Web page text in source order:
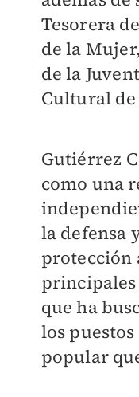
Tesorera
de la
de la
Cultural
Gutiérrez
como una
la defensa
protección
principales
que ha
los
popular